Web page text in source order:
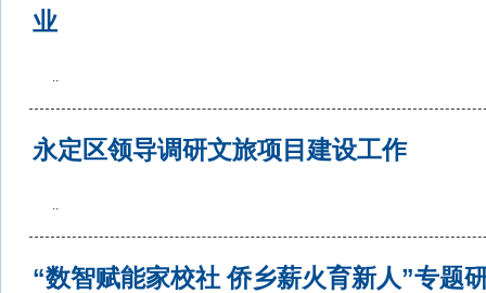
业
..
永定区领导调研文旅项目建设工作
..
“数智赋能家校社 侨乡薪火育新人”专题